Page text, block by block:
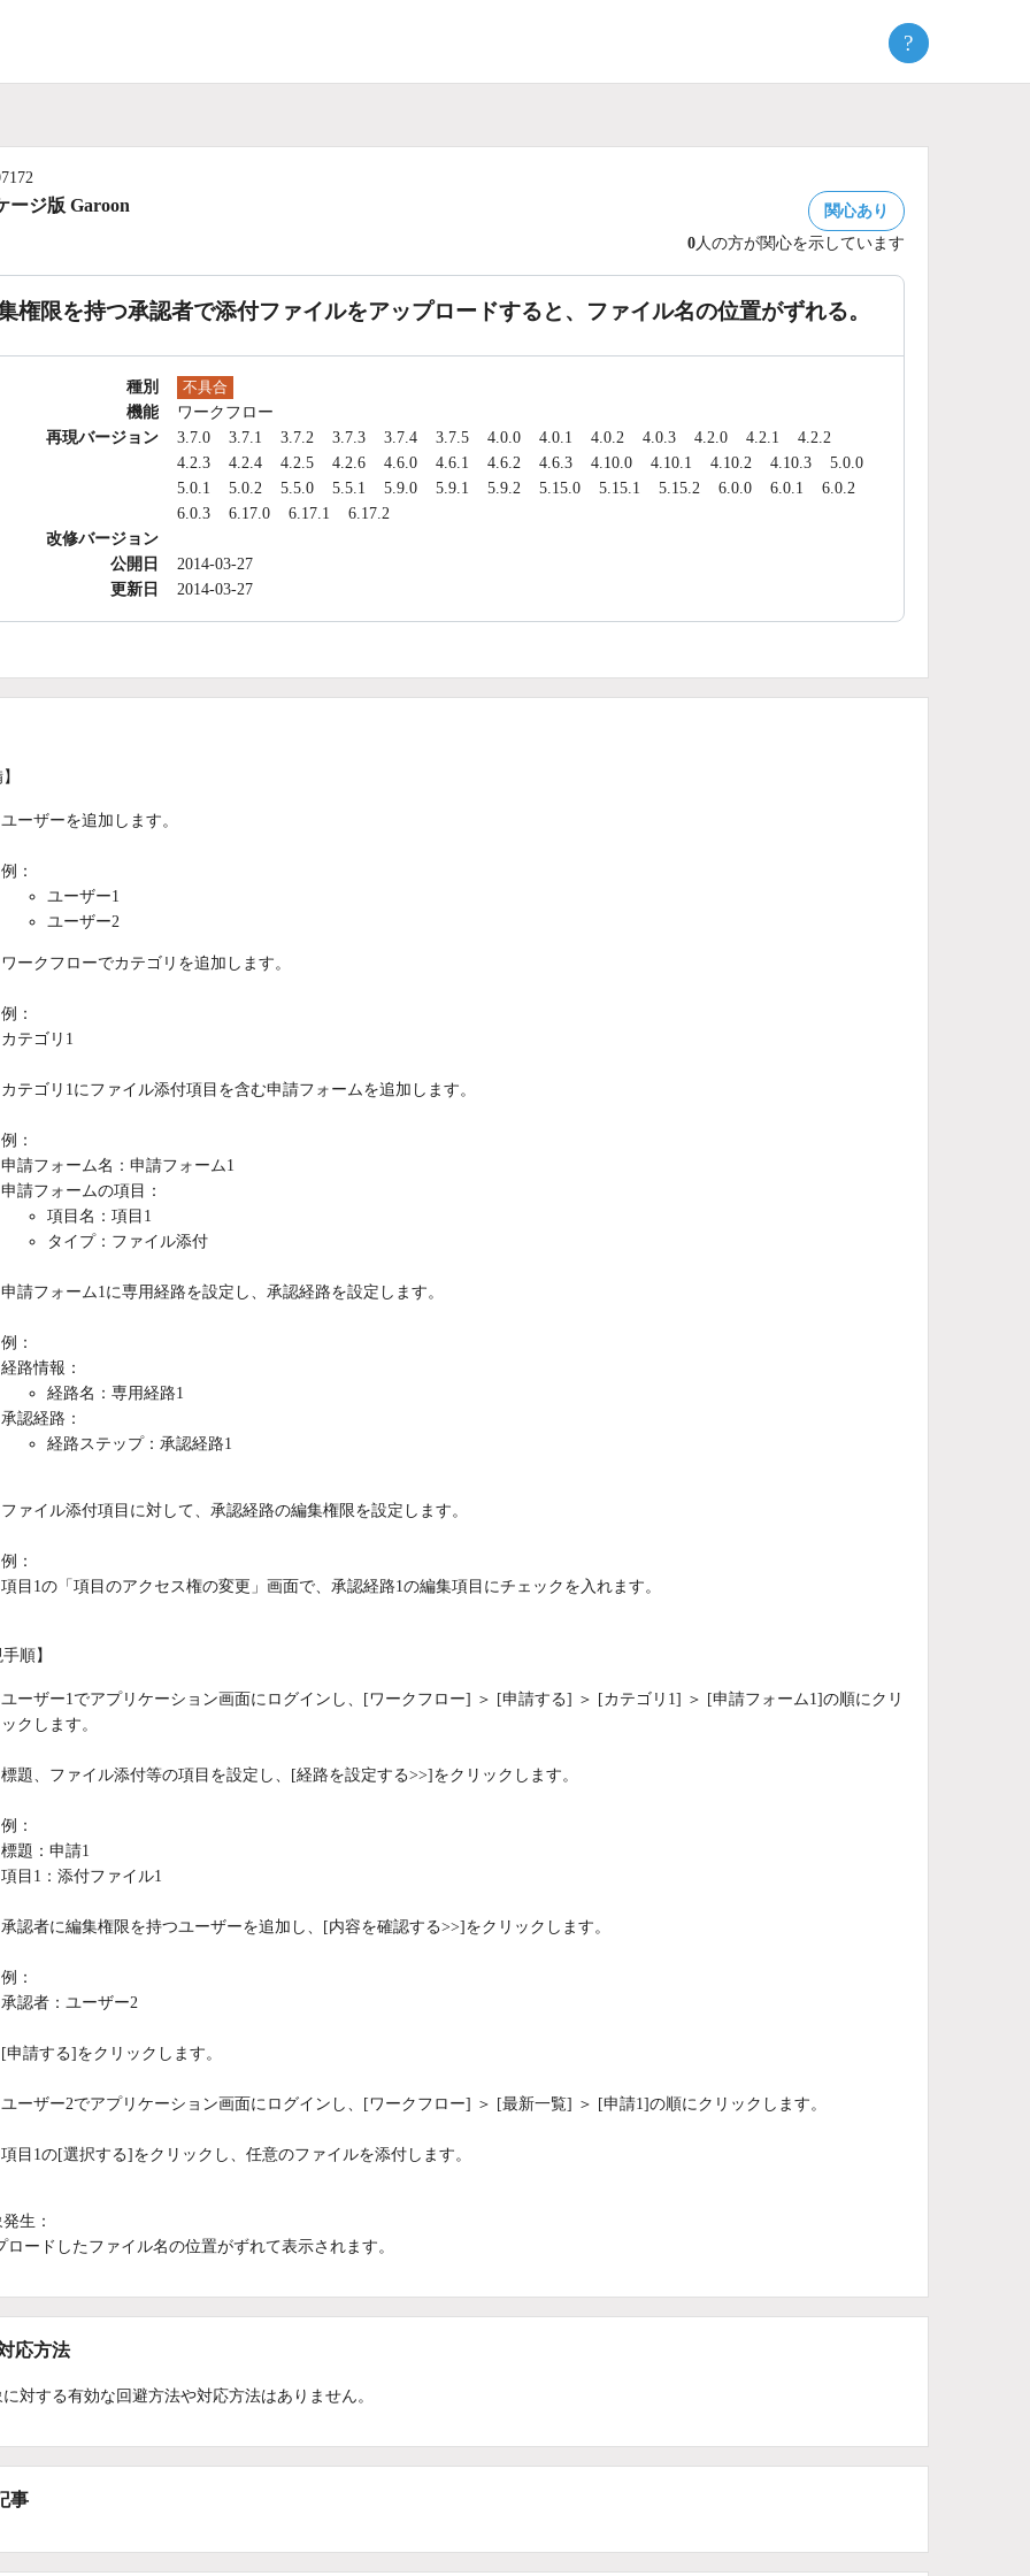
?
ージ版 Garoon
関心あり
0人の方が関心を示しています
権限を持つ承認者で添付ファイルをアップロードすると、ファイル名の位置がずれる。
種別 不具合
機能
ワークフロー
再現バージョン
3.7.0 3.7.1 3.7.2 3.7.3 3.7.4 3.7.5 4.0.0 4.0.1 4.0.2 4.0.3 4.2.0 4.2.1
4.2.2
4.2.3
4.2.4 4.2.5 4.2.6 4.6.0 4.6.1 4.6.2 4.6.3 4.10.0 4.10.1 4.10.2 4.10.3
5.0.0
5.0.1
5.0.2 5.5.0 5.5.1 5.9.0 5.9.1 5.9.2 5.15.0 5.15.1 5.15.2 6.0.0 6.0.1
6.0.2
6.0.3
6.17.0 6.17.1
6.17.2
改修バージョン
公開日
2014-03-27
更新日
2014-03-27
ユーザーを追加します。
例：
ユーザー1
ユーザー2
ワークフローでカテゴリを追加します。
例：
カテゴリ1
カテゴリ1にファイル添付項目を含む申請フォームを追加します。
例：
申請フォーム名：申請フォーム1
申請フォームの項目：
項目名：項目1
タイプ：ファイル添付
申請フォーム1に専用経路を設定し、承認経路を設定します。
例：
経路情報：
経路名：専用経路1
承認経路：
経路ステップ：承認経路1
ファイル添付項目に対して、承認経路の編集権限を設定します。
例：
項目1の「項目のアクセス権の変更」画面で、承認経路1の編集項目にチェックを入れます。
順】
ユーザー1でアプリケーション画面にログインし、[ワークフロー] ＞ [申請する] ＞ [カテゴリ1] ＞ [申請フォーム1]の順にクリ
ックします。
標題、ファイル添付等の項目を設定し、[経路を設定する>>]をクリックします。
例：
標題：申請1
項目1：添付ファイル1
承認者に編集権限を持つユーザーを追加し、[内容を確認する>>]をクリックします。
例：
承認者：ユーザー2
[申請する]をクリックします。
ユーザー2でアプリケーション画面にログインし、[ワークフロー] ＞ [最新一覧] ＞ [申請1]の順にクリックします。
項目1の[選択する]をクリックし、任意のファイルを添付します。
生：
ードしたファイル名の位置がずれて表示されます。
応方法
対する有効な回避方法や対応方法はありません。
事